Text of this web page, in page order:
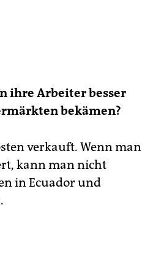
ihre Arbeiter besser
bekämen?
verkauft. Wenn man
kann man nicht
in Ecuador und